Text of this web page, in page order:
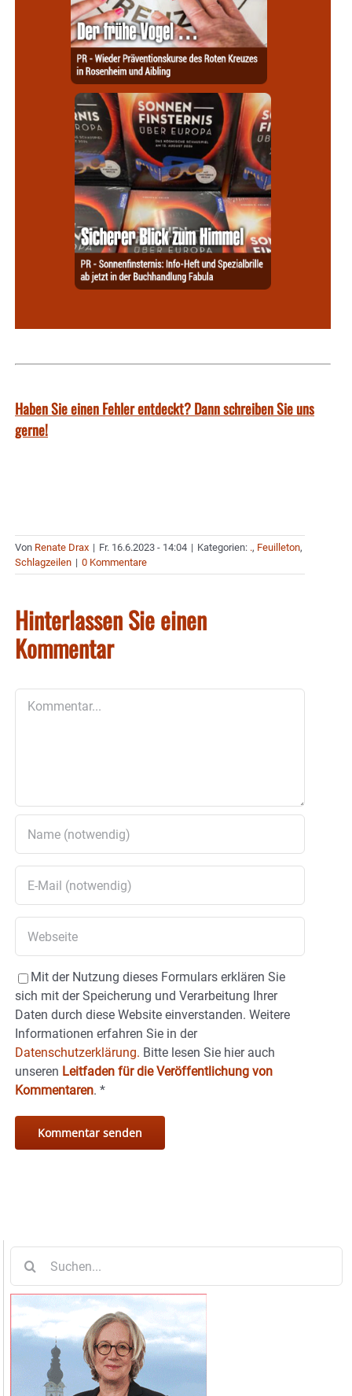
Haben Sie einen Fehler entdeckt? Dann schreiben Sie uns
gerne!
Von Renate Drax | Fr. 16.6.2023 - 14:04 | Kategorien: ., Feuilleton,
Schlagzeilen | 0 Kommentare
Hinterlassen Sie einen
Kommentar
Mit der Nutzung dieses Formulars erklären Sie
sich mit der Speicherung und Verarbeitung Ihrer
Daten durch diese Website einverstanden. Weitere
Informationen erfahren Sie in der
Datenschutzerklärung. Bitte lesen Sie hier auch
unseren Leitfaden für die Veröffentlichung von
Kommentaren. *
nach: